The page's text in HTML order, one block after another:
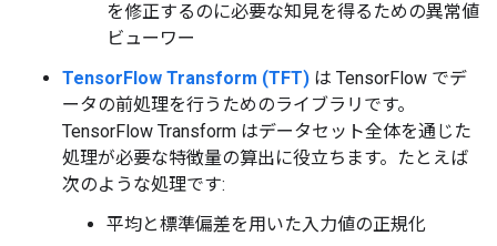
を修正するのに必要な知見を得るための異常値
ビューワー
TensorFlow Transform (TFT) は TensorFlow でデ
ータの前処理を行うためのライブラリです。
TensorFlow Transform はデータセット全体を通じた
処理が必要な特徴量の算出に役立ちます。たとえば
次のような処理です:
平均と標準偏差を用いた入力値の正規化